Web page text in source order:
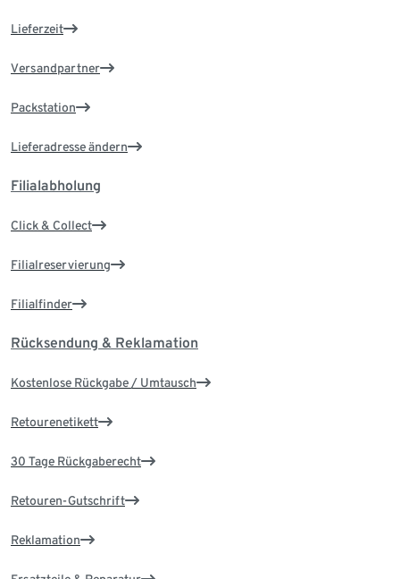
Lieferzeit
Versandpartner
Packstation
Lieferadresse ändern
Filialabholung
Click & Collect
Filialreservierung
Filialfinder
Rücksendung & Reklamation
Kostenlose Rückgabe / Umtausch
Retourenetikett
30 Tage Rückgaberecht
Retouren-Gutschrift
Reklamation